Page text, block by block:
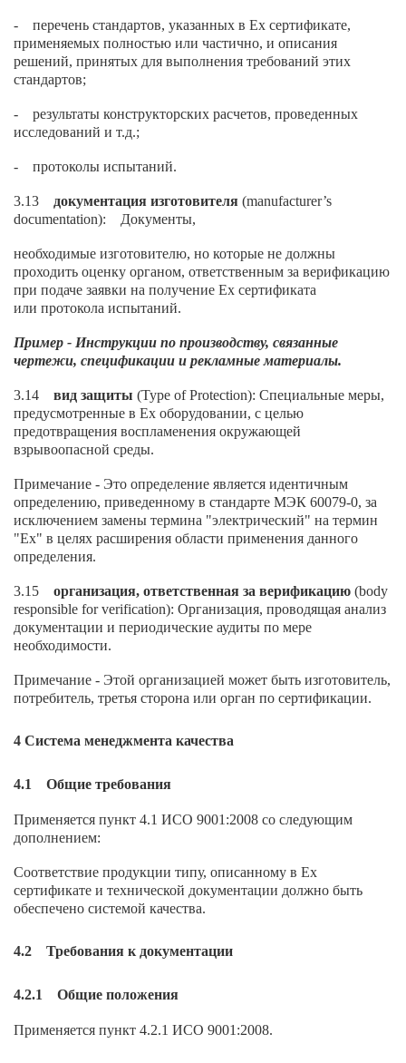
- перечень стандартов, указанных в Ех сертификате,
применяемых полностью или частично, и описания
решений, принятых для выполнения требований этих
стандартов;
- результаты конструкторских расчетов, проведенных
исследований и т.д.;
- протоколы испытаний.
3.13 документация изготовителя (manufacturer’s
documentation): Документы,
необходимые изготовителю, но которые не должны
проходить оценку органом, ответственным за верификацию
при подаче заявки на получение Ех сертификата
или протокола испытаний.
Пример - Инструкции по производству, связанные
чертежи, спецификации и рекламные материалы.
3.14 вид защиты (Type of Protection): Специальные меры,
предусмотренные в Ех оборудовании, с целью
предотвращения воспламенения окружающей
взрывоопасной среды.
Примечание - Это определение является идентичным
определению, приведенному в стандарте МЭК 60079-0, за
исключением замены термина "электрический" на термин
"Ех" в целях расширения области применения данного
определения.
3.15 организация, ответственная за верификацию (body
responsible for verification): Организация, проводящая анализ
документации и периодические аудиты по мере
необходимости.
Примечание - Этой организацией может быть изготовитель,
потребитель, третья сторона или орган по сертификации.
4 Система менеджмента качества
4.1 Общие требования
Применяется пункт 4.1 ИСО 9001:2008 со следующим
дополнением:
Соответствие продукции типу, описанному в Ех
сертификате и технической документации должно быть
обеспечено системой качества.
4.2 Требования к документации
4.2.1 Общие положения
Применяется пункт 4.2.1 ИСО 9001:2008.